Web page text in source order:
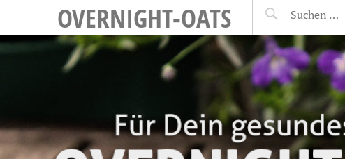
OVERNIGHT-OATS